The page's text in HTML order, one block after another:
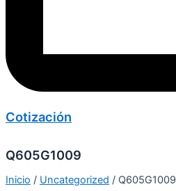
Cotización
Q605G1009
Inicio / Uncategorized / Q605G1009